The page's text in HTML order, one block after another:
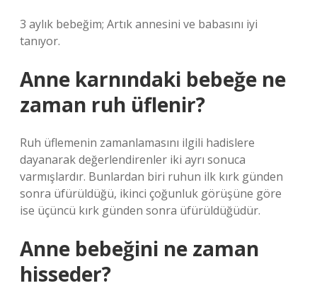
3 aylık bebeğim; Artık annesini ve babasını iyi
tanıyor.
Anne karnındaki bebeğe ne
zaman ruh üflenir?
Ruh üflemenin zamanlamasını ilgili hadislere
dayanarak değerlendirenler iki ayrı sonuca
varmışlardır. Bunlardan biri ruhun ilk kırk günden
sonra üfürüldüğü, ikinci çoğunluk görüşüne göre
ise üçüncü kırk günden sonra üfürüldüğüdür.
Anne bebeğini ne zaman
hisseder?